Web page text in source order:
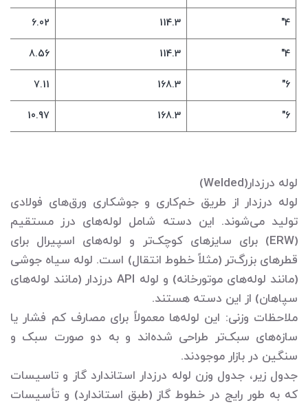
4"
114.3
6.02
4"
114.3
8.56
6"
168.3
7.11
6"
168.3
10.97
لوله درزدار(Welded)
لوله درزدار از طریق خم‌کاری و جوشکاری ورق‌های فولادی
تولید می‌شوند. این دسته شامل لوله‌های درز مستقیم
(ERW) برای سایزهای کوچک‌تر و لوله‌های اسپیرال برای
قطرهای بزرگ‌تر (مثلاً خطوط انتقال) است. لوله سیاه جوشی
(مانند لوله‌های موتورخانه) و لوله API درزدار (مانند لوله‌های
سپاهان) از این دسته هستند.
ملاحظات وزنی: این لوله‌ها معمولاً برای مصارف کم فشار یا
سازه‌های سبک‌تر طراحی شده‌اند و به دو صورت سبک و
سنگین در بازار موجودند.
جدول زیر، جدول وزن لوله درزدار استاندارد گاز و تاسیسات
که به طور رایج در خطوط گاز (طبق استاندارد) و تأسیسات